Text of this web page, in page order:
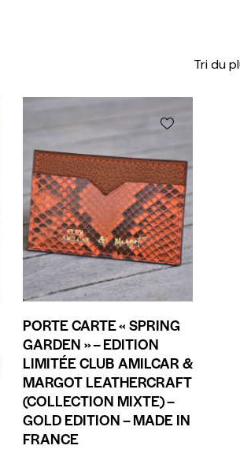
PORTE CARTE « SPRING
GARDEN » – EDITION
LIMITÉE CLUB AMILCAR &
MARGOT LEATHERCRAFT
(COLLECTION MIXTE) –
GOLD EDITION – MADE IN
FRANCE